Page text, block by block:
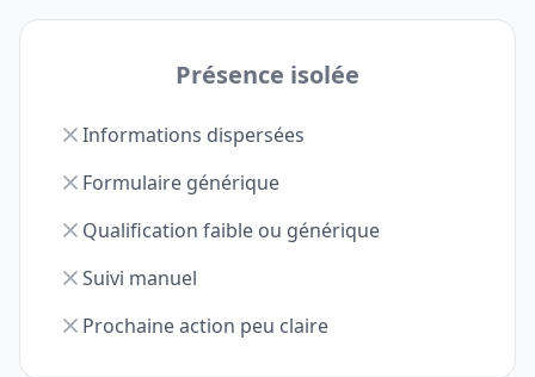
Présence isolée
Informations dispersées
Formulaire générique
Qualification faible ou générique
Suivi manuel
Prochaine action peu claire